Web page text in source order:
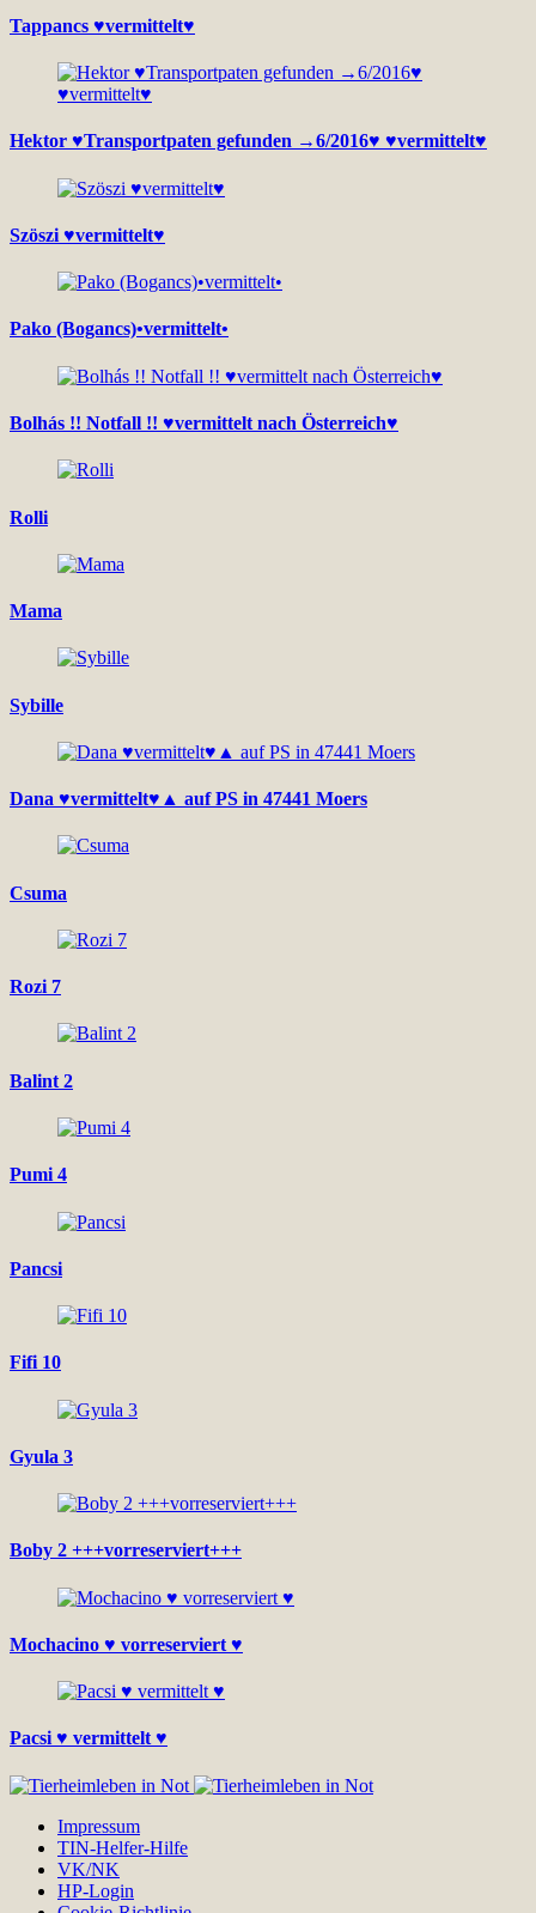
Tappancs ♥vermittelt♥
Hektor ♥Transportpaten gefunden →6/2016♥ ♥vermittelt♥
Szöszi ♥vermittelt♥
Pako (Bogancs)•vermittelt•
Bolhás !! Notfall !! ♥vermittelt nach Österreich♥
Rolli
Mama
Sybille
Dana ♥vermittelt♥▲ auf PS in 47441 Moers
Csuma
Rozi 7
Balint 2
Pumi 4
Pancsi
Fifi 10
Gyula 3
Boby 2 +++vorreserviert+++
Mochacino ♥ vorreserviert ♥
Pacsi ♥ vermittelt ♥
Impressum
TIN-Helfer-Hilfe
VK/NK
HP-Login